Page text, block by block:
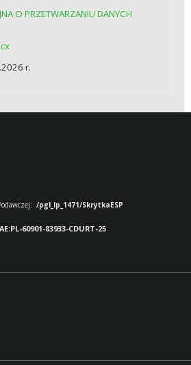
O PRZETWARZANIU DANYCH
r.
/pgl_lp_1471/SkrytkaESP
AE:PL-60901-83933-CDURT-25